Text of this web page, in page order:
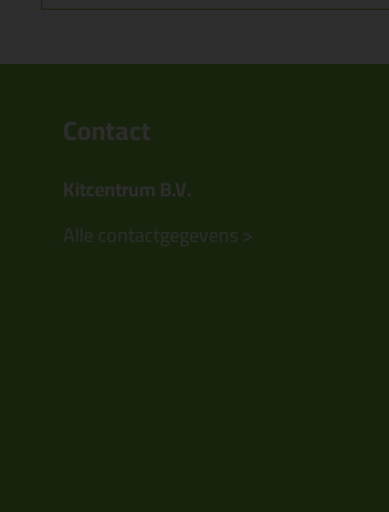
Contact
Kitcentrum B.V.
Alle contactgegevens >